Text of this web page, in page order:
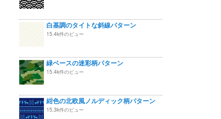
白基調のタイトな斜線パターン
15.4k件のビュー
緑ベースの迷彩柄パターン
15.4k件のビュー
紺色の北欧風ノルディック柄パターン
15.3k件のビュー